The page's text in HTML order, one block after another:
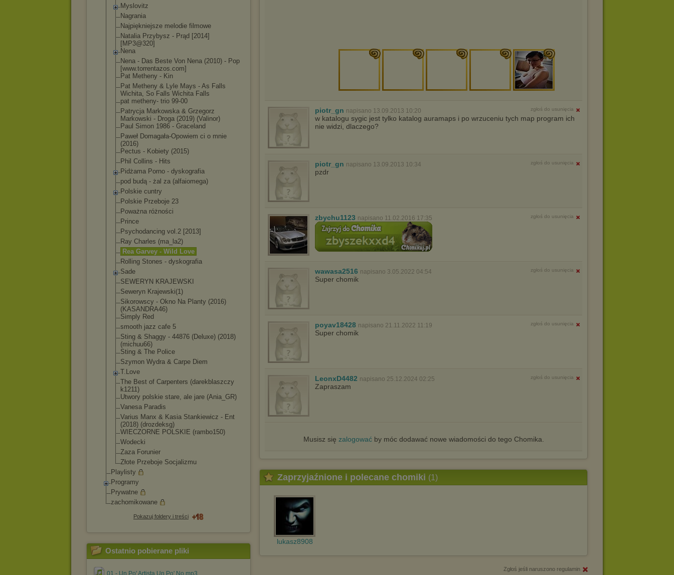
dokonując odpowiednich zmian w ustawieniach przeglądarki
Pełną informację na ten temat znajdziesz pod adresem
http://chomikuj.pl/PolitykaPrywatnosci.aspx.
Myslovitz
Nagrania
Najpiękniejsze melodie filmowe
Natalia Przybysz - Prąd [2014]
[MP3@320]
Nena
Nena - Das Beste Von Nena (2010) - Pop
[www.torrentazos.com]
Pat Metheny - Kin
Pat Metheny & Lyle Mays - As Falls
Wichita, So Falls Wichita Falls
pat metheny- trio 99-00
Patrycja Markowska & Grzegorz
Markowski - Droga (2019) (Valinor)
Paul Simon 1986 - Graceland
Paweł Domagała-Opowiem ci o mnie
(2016)
Pectus - Kobiety (2015)
Phil Collins - Hits
Pidżama Porno - dyskografia
pod budą - żal za (alfaiomega)
Polskie cuntry
Polskie Przeboje 23
Poważna różności
Prince
Psychodancing vol.2 [2013]
Ray Charles (ma_la2)
Rea Garvey - Wild Love
Rolling Stones - dyskografia
Sade
SEWERYN KRAJEWSKI
Seweryn Krajewski(1)
Sikorowscy - Okno Na Planty (2016)
(KASANDRA46)
Simply Red
smooth jazz cafe 5
Sting & Shaggy - 44876 (Deluxe) (2018)
(michuu66)
Sting & The Police
Szymon Wydra & Carpe Diem
T.Love
The Best of Carpenters (darekblaszczy
k1211)
Utwory polskie stare, ale jare (Ania_GR)
Vanesa Paradis
Varius Manx & Kasia Stankiewicz - Ent
(2018) (drozdeksg)
WIECZORNE POLSKIE (rambo150)
Wodecki
Zaza Forunier
Złote Przeboje Socjalizmu
Playlisty
Programy
Prywatne
zachomikowane
Pokazuj foldery i treści
Ostatnio pobierane pliki
01 - Un Po' Artista Un Po' No.mp3
piotr_gn napisano 13.09.2013 10:20 zgłoś do usunięcia
w katalogu sygic jest tylko katalog auramaps i po wrzuceniu tych map program ich
nie widzi, dlaczego?
piotr_gn napisano 13.09.2013 10:34 zgłoś do usunięcia
pzdr
zbychu1123 napisano 11.02.2016 17:35 zgłoś do usunięcia
wawasa2516 napisano 3.05.2022 04:54 zgłoś do usunięcia
Super chomik
poyav18428 napisano 21.11.2022 11:19 zgłoś do usunięcia
Super chomik
LeonxD4482 napisano 25.12.2024 02:25 zgłoś do usunięcia
Zapraszam
Musisz się zalogowaćby móc dodawać nowe wiadomości do tego Chomika.
Zaprzyjaźnione i polecane chomiki (1)
lukasz8908
Zgłoś jeśli naruszono regulamin